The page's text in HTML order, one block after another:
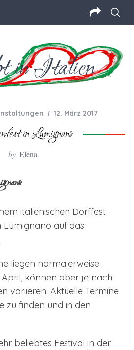
12. März 2017
in Lumignano
by Elena
italienischen Dorffest
Lumignano auf das
liegen normalerweise
können aber je nach
variieren. Aktuelle Termine
zu finden und in den
beliebtes Festival in der